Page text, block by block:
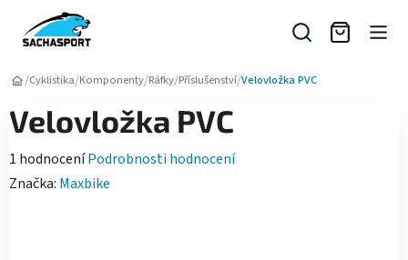
obsah
/Cyklistika/Komponenty/Ráfky/Příslušenství/Velovložka PVC
Velovložka PVC
Průměrné
hodnocení
1 hodnoceníPodrobnosti hodnocení
Značka: Maxbike